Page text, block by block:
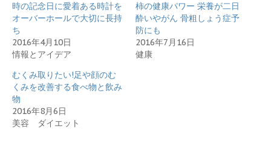
時の記念日に愛着ある時計を
オーバーホールで大切に長持
ち
2016年4月10日
情報とアイデア
柿の健康パワー 栄養が二日
酔いやがん 骨粗しょう症予
防にも
2016年7月16日
健康
むくみ取りたい!足や顔のむ
くみを改善する食べ物と飲み
物
2016年8月6日
美容 ダイエット